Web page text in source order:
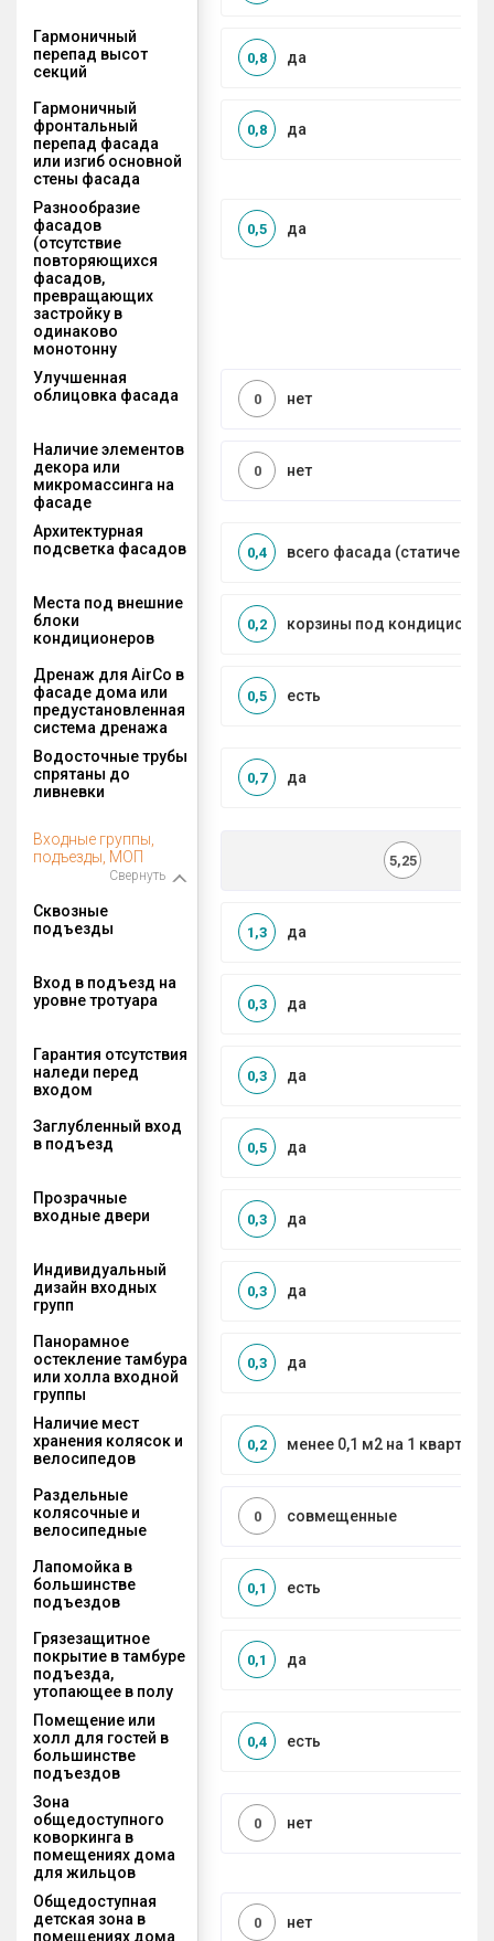
Гармоничный
перепад высот
секций
да
0,8
Гармоничный
фронтальный
перепад фасада
или изгиб основной
стены фасада
да
0,8
Разнообразие
фасадов
(отсутствие
повторяющихся
фасадов,
превращающих
застройку в
одинаково
монотонну
да
0,5
Улучшенная
облицовка фасада
нет
0
Наличие элементов
декора или
микромассинга на
фасаде
нет
0
Архитектурная
подсветка фасадов
всего фасада
0,4
Места под внешние
блоки
кондиционеров
корзины под
0,2
Дренаж для AirCo в
фасаде дома или
предустановленная
система дренажа
есть
0,5
Водосточные трубы
спрятаны до
ливневки
да
0,7
Входные группы,
подъезды, МОП
Свернуть
5,25
Сквозные
подъезды
да
1,3
Вход в подъезд на
уровне тротуара
да
0,3
Гарантия отсутствия
наледи перед
входом
да
0,3
Заглубленный вход
в подъезд
да
0,5
Прозрачные
входные двери
да
0,3
Индивидуальный
дизайн входных
групп
да
0,3
Панорамное
остекление тамбура
или холла входной
группы
да
0,3
Наличие мест
хранения колясок и
велосипедов
менее 0,1 м2 на 1 квартиру
0,2
Раздельные
колясочные и
велосипедные
совмещенные
0
Лапомойка в
большинстве
подъездов
есть
0,1
Грязезащитное
покрытие в тамбуре
подъезда,
утопающее в полу
да
0,1
Помещение или
холл для гостей в
большинстве
подъездов
есть
0,4
Зона
общедоступного
коворкинга в
помещениях дома
для жильцов
нет
0
Общедоступная
детская зона в
помещениях дома
нет
0